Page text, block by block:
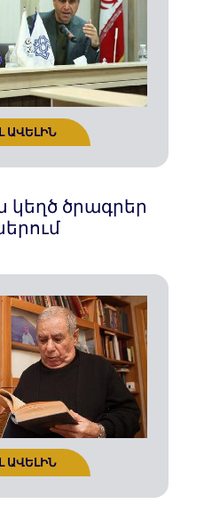
ԱՎԵԼԻՆ
ծրագրեր